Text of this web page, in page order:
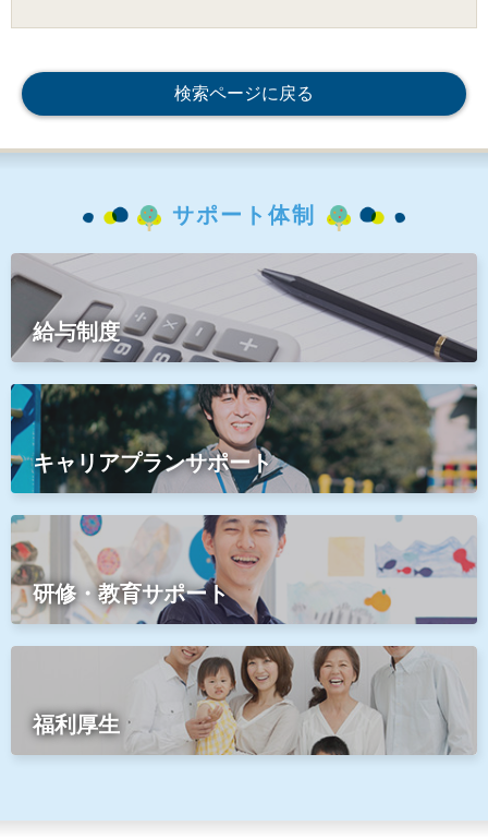
検索ページに戻る
サポート体制
給与制度
キャリアプランサポート
研修・教育サポート
福利厚生